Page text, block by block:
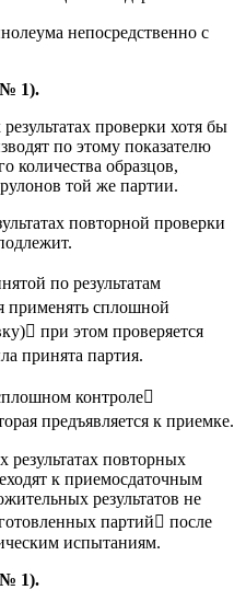
непосредственно с
№ 1).
проверки хотя бы
по этому показателю
количества образцов,
той же партии.
повторной проверки
по результатам
применять сплошной
при этом проверяется
принята партия.
контроле
предъявляется к приемке.
результатах повторных
к приемосдаточным
результатов не
партий после
испытаниям.
№ 1).